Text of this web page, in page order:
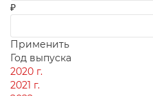
₽
Применить
Год выпуска
2020 г.
2021 г.